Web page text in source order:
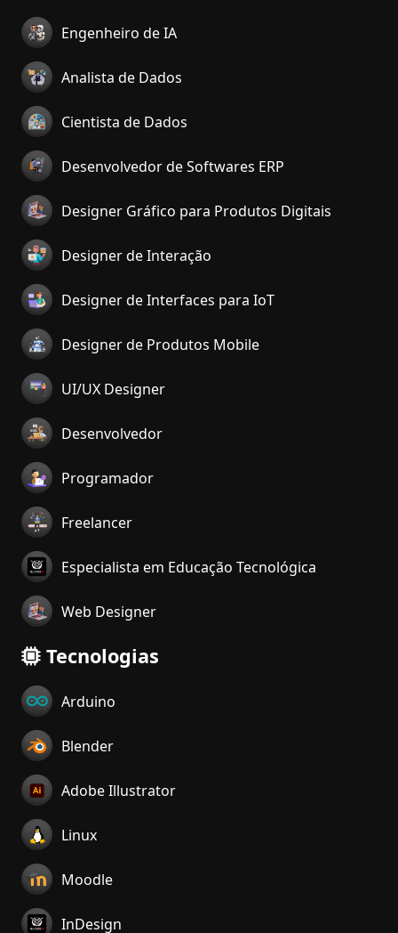
Engenheiro de IA
Analista de Dados
Cientista de Dados
Desenvolvedor de Softwares ERP
Designer Gráfico para Produtos Digitais
Designer de Interação
Designer de Interfaces para IoT
Designer de Produtos Mobile
UI/UX Designer
Desenvolvedor
Programador
Freelancer
Especialista em Educação Tecnológica
Web Designer
Tecnologias
Arduino
Blender
Adobe Illustrator
Linux
Moodle
InDesign